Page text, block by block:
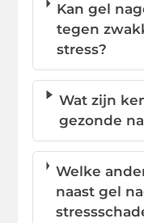
Kan gel
tegen
stress?
Wat zijn
gezonde
Welke
naast gel